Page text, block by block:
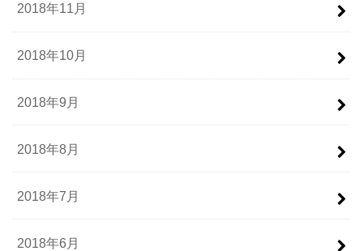
2018年11月
2018年10月
2018年9月
2018年8月
2018年7月
2018年6月